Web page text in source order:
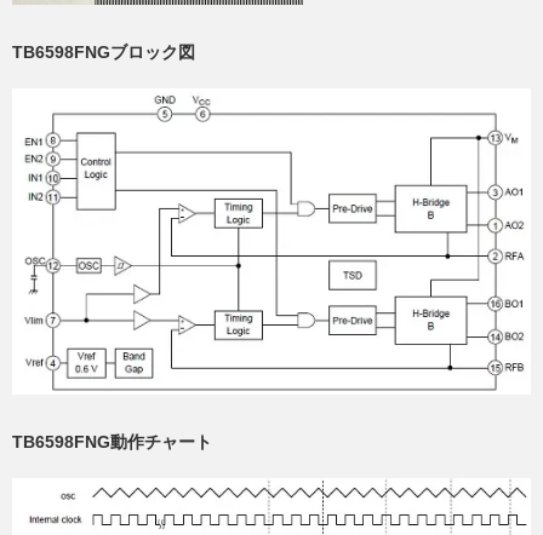
TB6598FNGブロック図
TB6598FNG動作チャート